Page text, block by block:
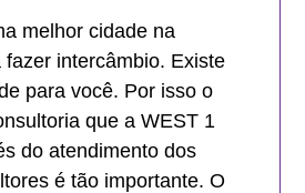
melhor cidade na
fazer intercâmbio. Existe
para você. Por isso o
que a WEST 1
do atendimento dos
é tão importante. O